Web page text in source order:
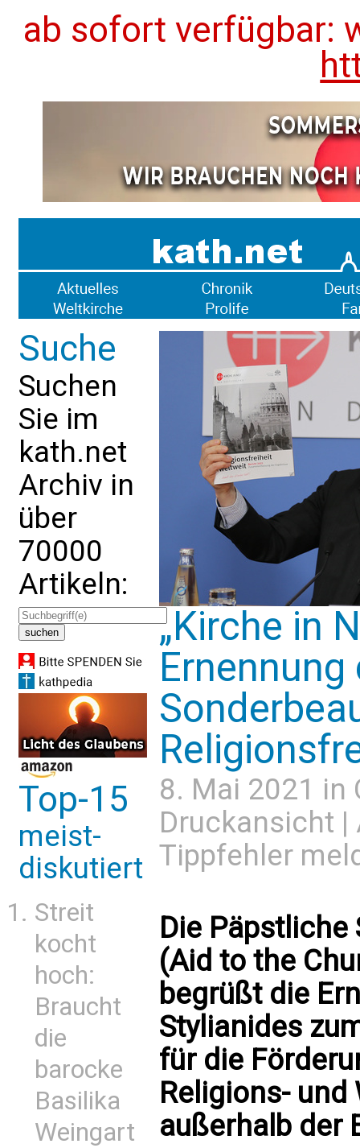
ab sofort verfügbar:
Suche
Suchen
Sie im
kath.net
Archiv in
über
70000
Artikeln:
Top-15
meist-
diskutiert
Streit
kocht
hoch:
Braucht
die
barocke
Basilika
Weingart
„Kirche in
Ernennung
8. Mai 2021 in
Druckansicht |
Tippfehler
Die Päpstliche
(Aid to the
begrüßt die
Stylianides
für die
Religions-
außerhalb der